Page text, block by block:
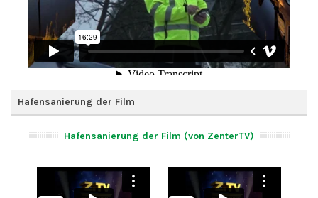
Hafensanierung der Film
Hafensanierung der Film (von ZenterTV)